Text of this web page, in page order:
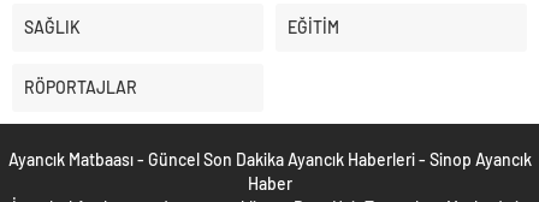
SAĞLIK EĞİTİM
RÖPORTAJLAR
Ayancık Matbaası - Güncel Son Dakika Ayancık Haberleri - Sinop Ayancık
Haber